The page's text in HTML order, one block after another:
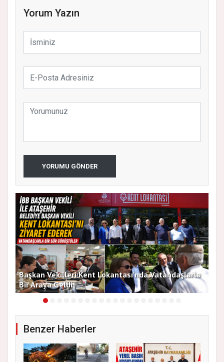
Yorum Yazın
YORUMU GÖNDER
Başkan Vekilleri Kent Lokantası'nda Vatandaşlarla
Bir Araya Geldi
Benzer Haberler